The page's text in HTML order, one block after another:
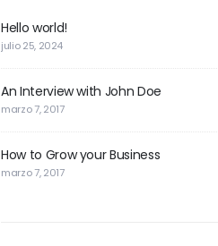
Hello world!
julio 25, 2024
An Interview with John Doe
marzo 7, 2017
How to Grow your Business
marzo 7, 2017